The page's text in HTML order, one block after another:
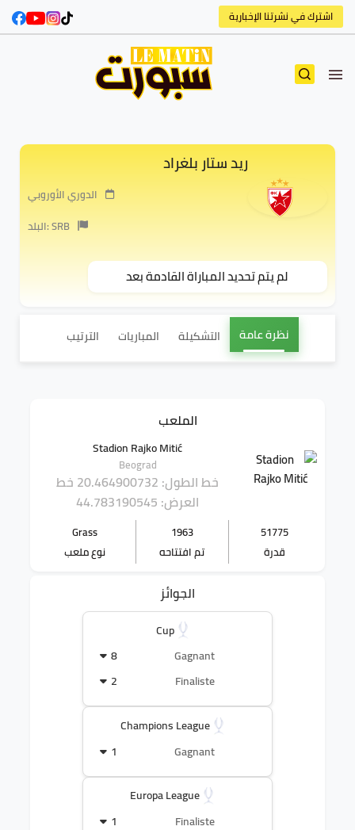
اشترك في نشرتنا الإخبارية
ريد ستار بلغراد
الدوري الأوروبي
البلد: SRB
لم يتم تحديد المباراة القادمة بعد
نظرة عامة التشكيلة المباريات الترتيب
الملعب
Stadion Rajko Mitić
Beograd
خط الطول: 20.464900732
خط
العرض: 44.783190545
51775
قدرة
1963
تم افتتاحه
Grass
نوع ملعب
الجوائز
Cup
Gagnant
8
Finaliste
2
Champions League
Gagnant
1
Europa League
Finaliste
1